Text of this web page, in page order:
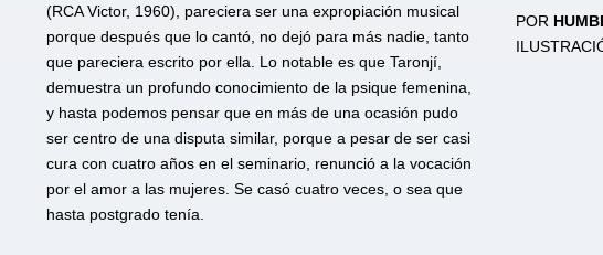
(RCA Victor, 1960), pareciera ser una expropiación musical
porque después que lo cantó, no dejó para más nadie, tanto
que pareciera escrito por ella. Lo notable es que Taronjí,
demuestra un profundo conocimiento de la psique femenina,
y hasta podemos pensar que en más de una ocasión pudo
ser centro de una disputa similar, porque a pesar de ser casi
cura con cuatro años en el seminario, renunció a la vocación
por el amor a las mujeres. Se casó cuatro veces, o sea que
hasta postgrado tenía.
POR